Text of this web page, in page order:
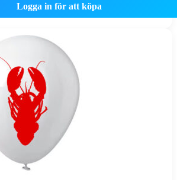
Logga in för att köpa